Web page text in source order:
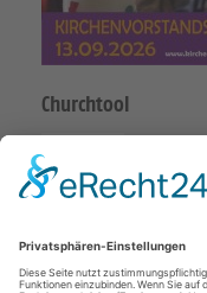
Churchtool
Posaunenchor